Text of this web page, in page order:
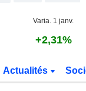
Varia. 1 janv.
+2,31%
Actualités